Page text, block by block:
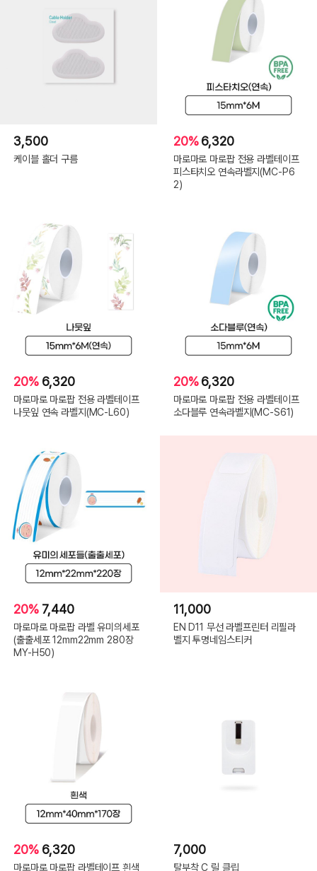
3,500
케이블 홀더 구름
20%6,320
마로마로 마로팝 전용 라벨테이프
피스타치오 연속라벨지(MC-P6
2)
20% 6,320
마로마로 마로팝 전용 라벨테이프
나뭇잎 연속 라벨지(MC-L60)
20%6,320
마로마로 마로팝 전용 라벨테이프
소다블루 연속라벨지(MC-S61)
20% 7,440
마로마로 마로팝 라벨 유미의세포
(출출세포 12mm22mm 280장
MY-H50)
11,000
EN D11 무선 라벨프린터 리필라
벨지 투명네임스티커
20% 6,320
마로마로 마로팝 라벨테이프 흰색
7,000
탈부착 C 릴 클립